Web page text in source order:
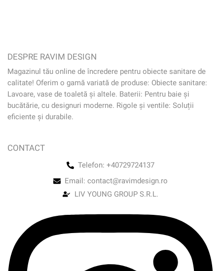
DESPRE RAVIM DESIGN
Magazinul tău online de încredere pentru obiecte sanitare de
calitate! Oferim o gamă variată de produse: Obiecte sanitare:
Lavoare, vase de toaletă și altele. Baterii: Pentru baie și
bucătărie, cu designuri moderne. Rigole și ventile: Soluții
eficiente și durabile.
CONTACT
Telefon: +40729724137
Email: contact@ravimdesign.ro
LIV YOUNG GROUP S.R.L.